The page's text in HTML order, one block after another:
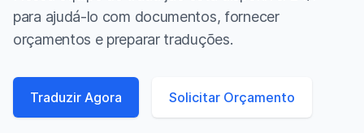
para ajudá-lo com documentos, fornecer
orçamentos e preparar traduções.
Traduzir Agora Solicitar Orçamento